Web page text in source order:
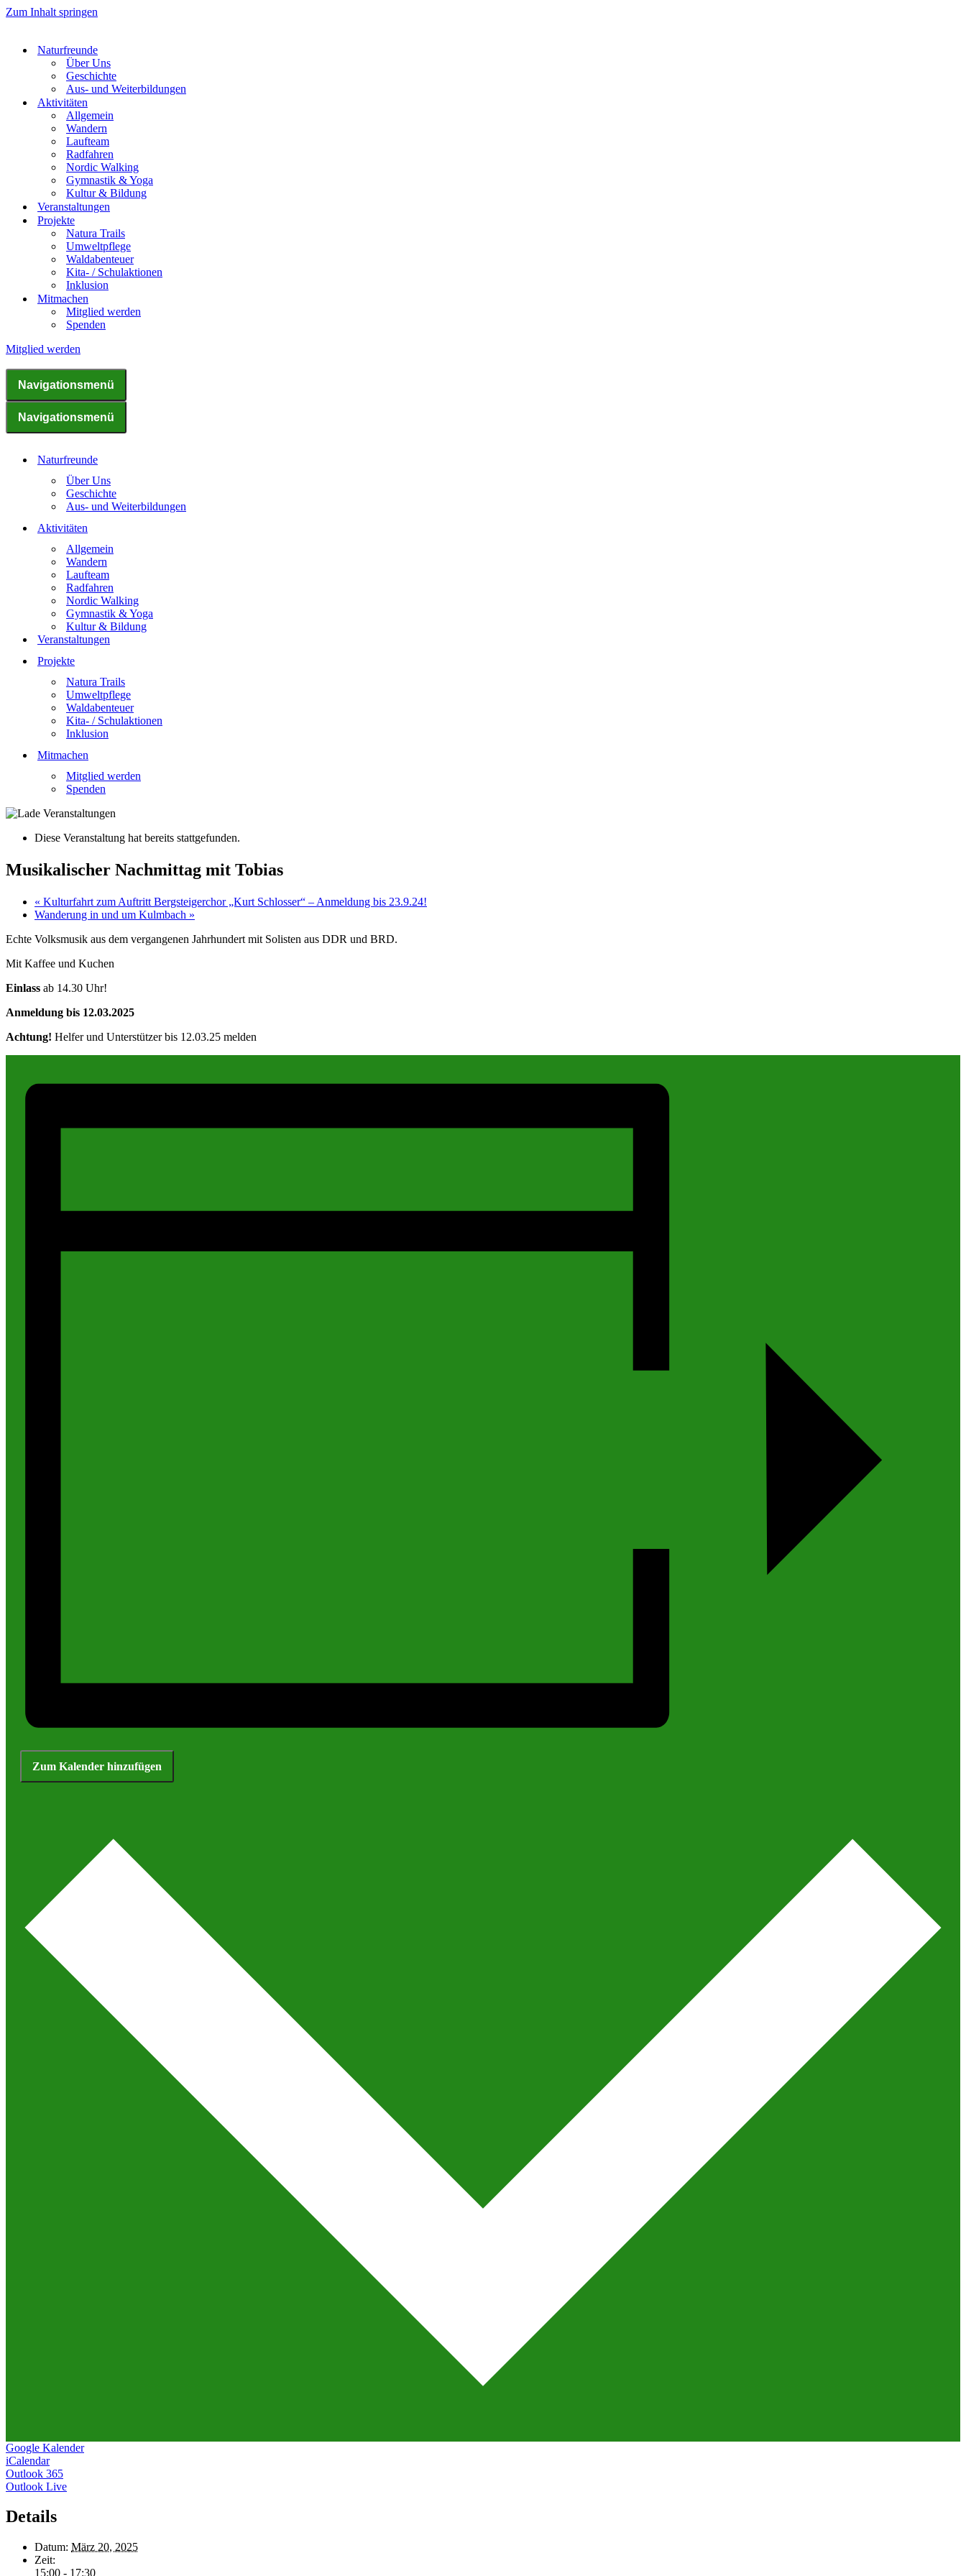
Zum Inhalt springen
Naturfreunde
Über Uns
Geschichte
Aus- und Weiterbildungen
Aktivitäten
Allgemein
Wandern
Laufteam
Radfahren
Nordic Walking
Gymnastik & Yoga
Kultur & Bildung
Veranstaltungen
Projekte
Natura Trails
Umweltpflege
Waldabenteuer
Kita- / Schulaktionen
Inklusion
Mitmachen
Mitglied werden
Spenden
Mitglied werden
Navigationsmenü
Navigationsmenü
Naturfreunde
Über Uns
Geschichte
Aus- und Weiterbildungen
Aktivitäten
Allgemein
Wandern
Laufteam
Radfahren
Nordic Walking
Gymnastik & Yoga
Kultur & Bildung
Veranstaltungen
Projekte
Natura Trails
Umweltpflege
Waldabenteuer
Kita- / Schulaktionen
Inklusion
Mitmachen
Mitglied werden
Spenden
Diese Veranstaltung hat bereits stattgefunden.
Musikalischer Nachmittag mit Tobias
« Kulturfahrt zum Auftritt Bergsteigerchor „Kurt Schlosser“ – Anmeldung bis 23.9.24!
Wanderung in und um Kulmbach »
Echte Volksmusik aus dem vergangenen Jahrhundert mit Solisten aus DDR und BRD.
Mit Kaffee und Kuchen
Einlass ab 14.30 Uhr!
Anmeldung bis 12.03.2025
Achtung! Helfer und Unterstützer bis 12.03.25 melden
Zum Kalender hinzufügen
Google Kalender
iCalendar
Outlook 365
Outlook Live
Details
Datum: März 20, 2025
Zeit:
15:00 - 17:30